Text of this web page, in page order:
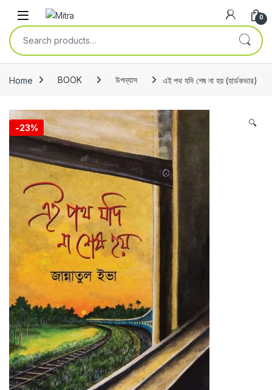
Skip to navigation
Skip to content
Open 0
Search for:
Home BOOK উপন্যাস এই পথ যদি শেষ না হয় (হার্ডকভার)
-23% 🔍